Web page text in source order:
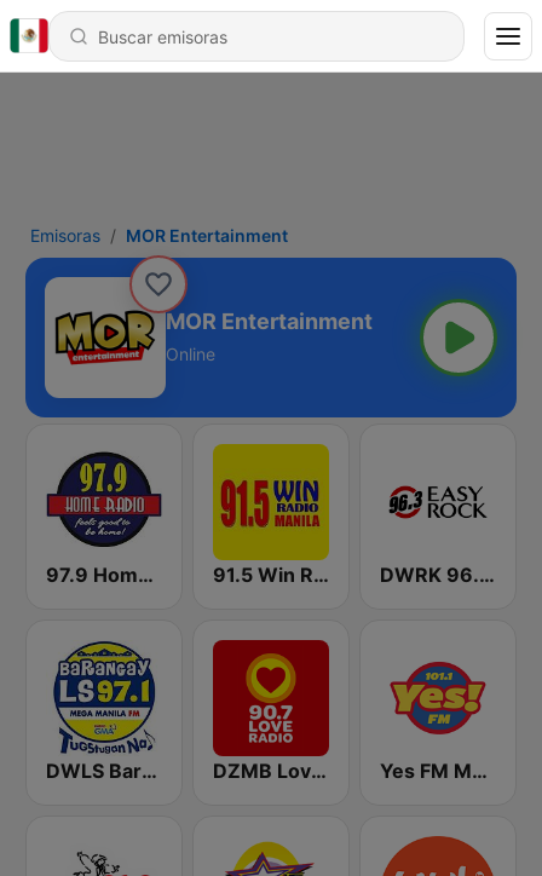
Emisoras MOR Entertainment
MOR Entertainment
Online
97.9 Home Radio 91.5 Win Radio Manila DWRK 96.3 Easy Rock Manila
DWLS Barangay LS 97.1 FM DZMB Love Radio 90.7 FM Yes FM Manila 101.1